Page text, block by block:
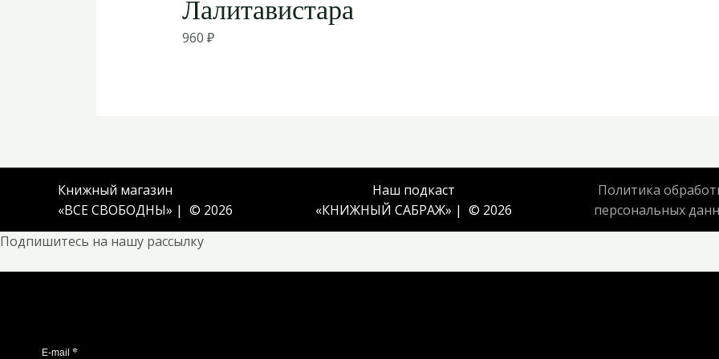
Лалитавистара
960 ₽
Книжный магазин
«ВСЕ СВОБОДНЫ» | © 2026
Наш подкаст
«КНИЖНЫЙ САБРАЖ» | © 2026
Политика
персональных
Подпишитесь на нашу рассылку
E-mail *